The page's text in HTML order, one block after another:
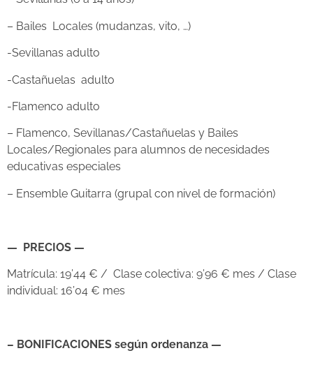
– Bailes Locales (mudanzas, vito, …)
-Sevillanas adulto
-Castañuelas adulto
-Flamenco adulto
– Flamenco, Sevillanas/Castañuelas y Bailes
Locales/Regionales para alumnos de necesidades
educativas especiales
– Ensemble Guitarra (grupal con nivel de formación)
— PRECIOS —
Matrícula: 19’44 € / Clase colectiva: 9’96 € mes / Clase
individual: 16’04 € mes
– BONIFICACIONES según ordenanza —